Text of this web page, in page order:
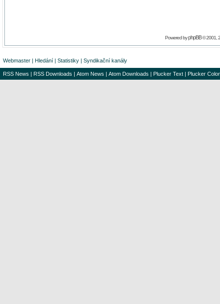
Powered byphpBB© 2001,
Webmaster | Hledání | Statistiky | Syndikační kanály
RSS News | RSS Downloads | Atom News | Atom Downloads | Plucker Text | Plucker Color